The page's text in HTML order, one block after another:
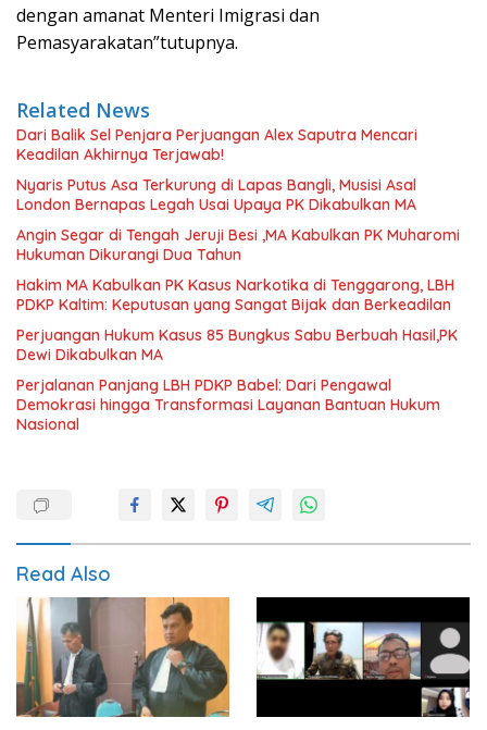
dengan amanat Menteri Imigrasi dan
Pemasyarakatan”tutupnya.
Related News
Dari Balik Sel Penjara Perjuangan Alex Saputra Mencari
Keadilan Akhirnya Terjawab!
Nyaris Putus Asa Terkurung di Lapas Bangli, Musisi Asal
London Bernapas Legah Usai Upaya PK Dikabulkan MA
Angin Segar di Tengah Jeruji Besi ,MA Kabulkan PK Muharomi
Hukuman Dikurangi Dua Tahun
Hakim MA Kabulkan PK Kasus Narkotika di Tenggarong, LBH
PDKP Kaltim: Keputusan yang Sangat Bijak dan Berkeadilan
Perjuangan Hukum Kasus 85 Bungkus Sabu Berbuah Hasil,PK
Dewi Dikabulkan MA
Perjalanan Panjang LBH PDKP Babel: Dari Pengawal
Demokrasi hingga Transformasi Layanan Bantuan Hukum
Nasional
Read Also